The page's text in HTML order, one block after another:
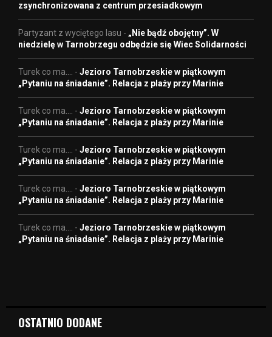
zsynchronizowana z centrum przesiadkowym
Partyzant z wyciętego lasu - „Nie bądź obojętny”. W
niedzielę w Tarnobrzegu odbędzie się Wiec Solidarności
Turek co ma.... - Jezioro Tarnobrzeskie w piątkowym
„Pytaniu na śniadanie”. Relacja z plaży przy Marinie
Turek co ma.... - Jezioro Tarnobrzeskie w piątkowym
„Pytaniu na śniadanie”. Relacja z plaży przy Marinie
Turek co ma.... - Jezioro Tarnobrzeskie w piątkowym
„Pytaniu na śniadanie”. Relacja z plaży przy Marinie
Turek co ma.... - Jezioro Tarnobrzeskie w piątkowym
„Pytaniu na śniadanie”. Relacja z plaży przy Marinie
Turek co ma.... - Jezioro Tarnobrzeskie w piątkowym
„Pytaniu na śniadanie”. Relacja z plaży przy Marinie
OSTATNIO DODANE